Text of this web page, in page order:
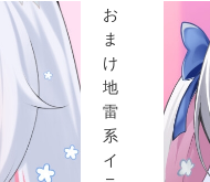
お
ま
け
地
雷
系
イ